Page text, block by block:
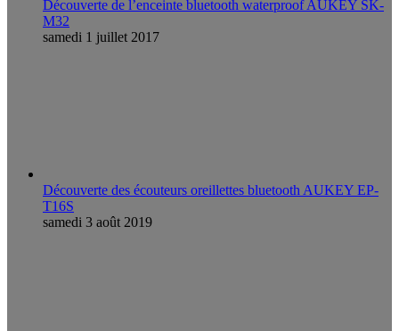
Découverte de l’enceinte bluetooth waterproof AUKEY SK-
M32
samedi 1 juillet 2017
Découverte des écouteurs oreillettes bluetooth AUKEY EP-
T16S
samedi 3 août 2019